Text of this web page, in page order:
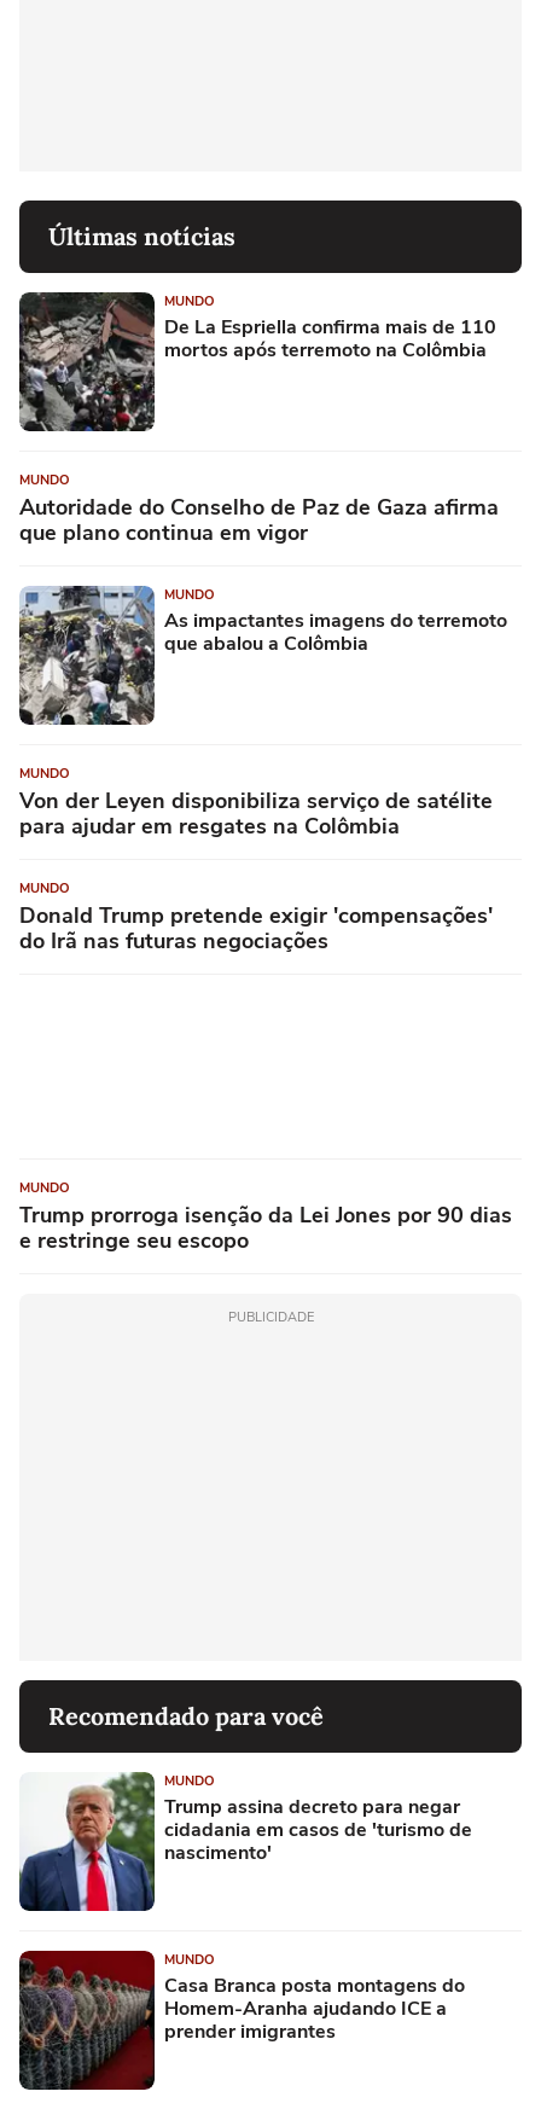
Últimas notícias
MUNDO
De La Espriella confirma mais de 110
mortos após terremoto na Colômbia
MUNDO
Autoridade do Conselho de Paz de Gaza afirma
que plano continua em vigor
MUNDO
As impactantes imagens do terremoto
que abalou a Colômbia
MUNDO
Von der Leyen disponibiliza serviço de satélite
para ajudar em resgates na Colômbia
MUNDO
Donald Trump pretende exigir 'compensações'
do Irã nas futuras negociações
MUNDO
Trump prorroga isenção da Lei Jones por 90 dias
e restringe seu escopo
PUBLICIDADE
Recomendado para você
MUNDO
Trump assina decreto para negar
cidadania em casos de 'turismo de
nascimento'
MUNDO
Casa Branca posta montagens do
Homem-Aranha ajudando ICE a
prender imigrantes